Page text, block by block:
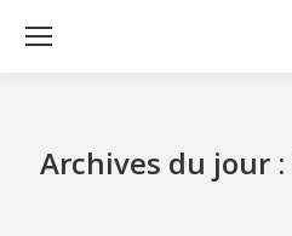
Archives du jour :